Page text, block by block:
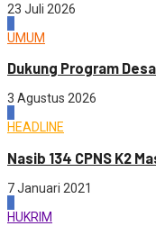
23 Juli 2026
UMUM
Dukung Program
3 Agustus 2026
HEADLINE
Nasib 134 CPNS K2
7 Januari 2021
HUKRIM